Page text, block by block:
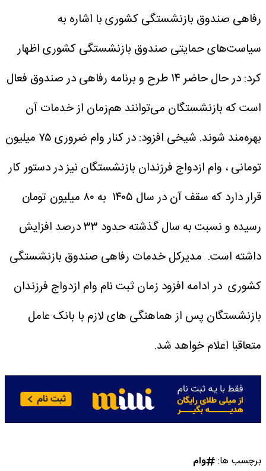
رفاهی صندوق بازنشستگی کشوری با اشاره به
سیاست‌های حمایتی صندوق بازنشستگی کشوری اظهار
کرد: در حال حاضر ۱۴ طرح و برنامه رفاهی در صندوق فعال
است که بازنشستگان می‌توانند هم‌زمان از خدمات آن
بهره‌مند شوند.
شیخی افزود: در کنار وام ضروری ۷۵ میلیون
تومانی ، وام ازدواج فرزندان بازنشستگان نیز در دستور کار
قرار دارد که سقف آن در سال ۱۴۰۵ به ۸۰ میلیون تومان
رسیده و نسبت به سال گذشته حدود ۳۳ درصد افزایش
داشته است. مدیرکل خدمات رفاهی صندوق بازنشستگی
کشوری در ادامه افزود زمان ثبت نام وام ازدواج فرزندان
بازنشستگان پس از هماهنگی های لازم با بانک عامل
متعاقبا اعلام خواهد شد.
برچسب ها: وام